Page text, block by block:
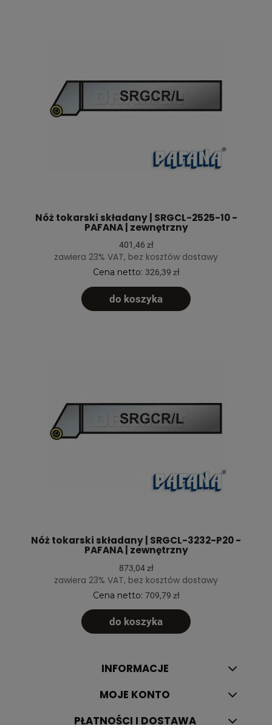
Nóż tokarski składany | SRGCL-2525-10 -
PAFANA | zewnętrzny
401,46 zł
zawiera 23% VAT, bez kosztów dostawy
Cena netto: 326,39 zł
do koszyka
Nóż tokarski składany | SRGCL-3232-P20 -
PAFANA | zewnętrzny
873,04 zł
zawiera 23% VAT, bez kosztów dostawy
Cena netto: 709,79 zł
do koszyka
INFORMACJE
MOJE KONTO
PŁATNOŚCI I DOSTAWA